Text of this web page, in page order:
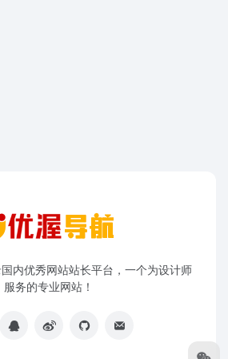
内优秀网站站长平台，一个为设计师
服务的专业网站！